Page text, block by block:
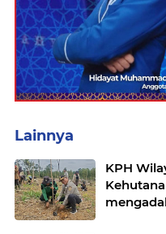
Lainnya
KPH